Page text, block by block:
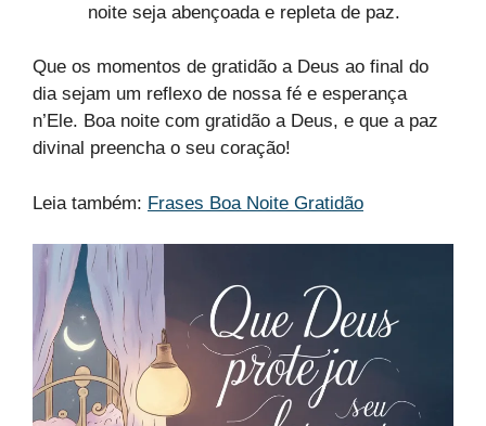
noite seja abençoada e repleta de paz.
Que os momentos de gratidão a Deus ao final do
dia sejam um reflexo de nossa fé e esperança
n’Ele. Boa noite com gratidão a Deus, e que a paz
divinal preencha o seu coração!
Leia também: Frases Boa Noite Gratidão